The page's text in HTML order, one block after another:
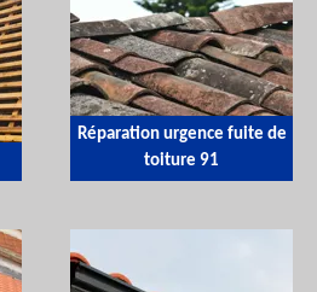
Réparation urgence fuite de
toiture 91